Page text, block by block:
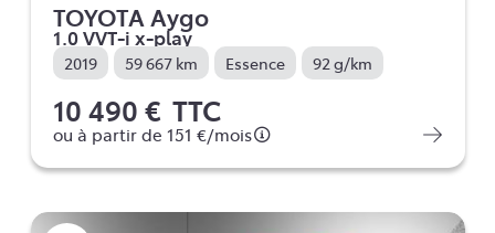
TOYOTA Aygo
1.0 VVT-i x-play
2019 59 667 km Essence 92 g/km
10 490 € TTC
ou à partir de 151 €/mois